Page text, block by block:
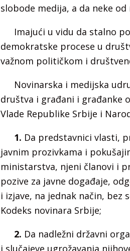
slobode medija, a da neke
Imajući u vidu da stalno
demokratske procese u
važnom političkom i
Novinarska i medijska
društva i građani i građanke
Vlade Republike Srbije i
1. Da predstavnici vlasti,
javnim prozivkama i
ministarstva, njeni članovi i
pozive za javne događaje,
i izjave, na jednak način,
Kodeks novinara Srbije;
2. Da nadležni državni
i slučajeve ugrožavanja